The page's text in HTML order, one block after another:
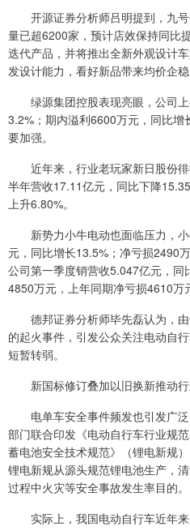
开源证券分析师吕明提到，九号
量已超6200家，预计店效保持同比
迭代产品，并将推出全新外观设计
发设计能力，看好新品带来均价企稳
绿源集团控股表现亮眼，公司上
3.2%；期内溢利6600万元，同比
要加强。
近年来，行业老玩家新日股份徘
半年营收17.11亿元，同比下降
上升6.80%。
新势力小牛电动也面临压力，小
元，同比增长13.5%；净亏损2490
公司第一季度销营收5.047亿元，
4850万元，上年同期净亏损4610万
德邦证券分析师毕先磊认为，由
的起火事件，引发公众关注电动自
短暂转弱。
新国标修订叠加以旧换新推动行
电单车安全事件频发也引发广泛
部门联合印发《电动自行车行业规
蓄电池安全技术规范》（锂电新规
锂电新规从源头规范锂电池生产，
过程中火灾等安全事故发生率目的。
实际上，我国电动自行车近年来